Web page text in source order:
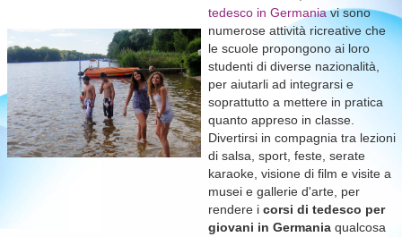
tedesco in Germaniavi sono
numerose attività ricreative che
le scuole propongono ai loro
studenti di diverse nazionalità,
per aiutarli ad integrarsi e
soprattutto a mettere in pratica
quanto appreso in classe.
Divertirsi in compagnia tra lezioni
di salsa, sport, feste, serate
karaoke, visione di film e visite a
musei e gallerie d'arte, per
rendere i corsi di tedesco per
giovani in Germania qualcosa